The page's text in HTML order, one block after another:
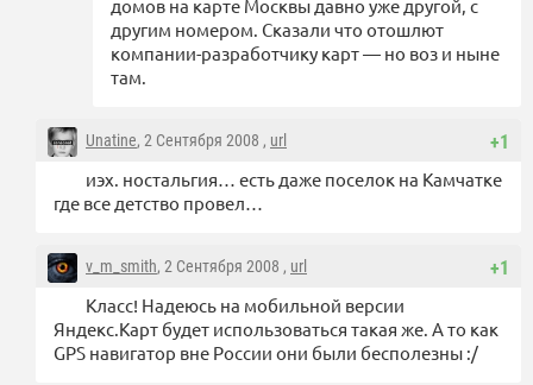
домов на карте Москвы давно уже другой, с
другим номером. Сказали что отошлют
компании-разработчику карт — но воз и ныне
там.
+1
Unatine, 2 Сентября 2008 , url
иэх. ностальгия… есть даже поселок на Камчатке
где все детство провел…
+1
v_m_smith, 2 Сентября 2008 , url
Класс! Надеюсь на мобильной версии
Яндекс.Карт будет использоваться такая же. А то как
GPS навигатор вне России они были бесполезны :/